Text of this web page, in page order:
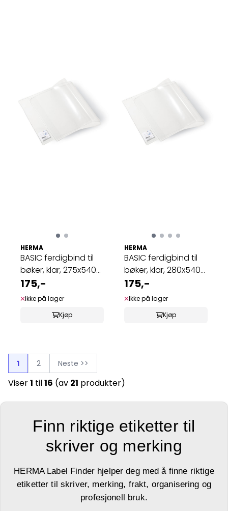
HERMA
BASIC ferdigbind til
bøker, klar, 275x540
mm (10 ...
175,-
Ikke på lager
Kjøp
HERMA
BASIC ferdigbind til
bøker, klar, 280x540
mm (10 ...
175,-
Ikke på lager
Kjøp
1 2 Neste >>
Viser1 til16 (av 21 produkter)
Finn riktige etiketter til
skriver og merking
HERMA Label Finder hjelper deg med å finne riktige
etiketter til skriver, merking, frakt, organisering og
profesjonell bruk.